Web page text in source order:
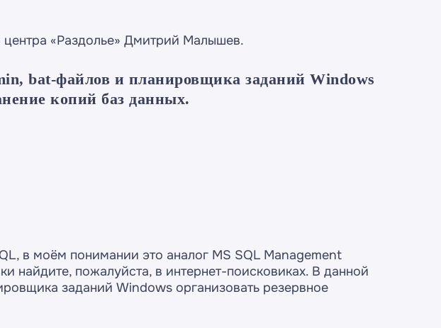
центра «Раздолье» Дмитрий Малышев.
bat-файлов и планировщика заданий Windows
копий баз данных.
в моём понимании это аналог MS SQL Management
найдите, пожалуйста, в интернет-поисковиках. В данной
заданий Windows организовать резервное